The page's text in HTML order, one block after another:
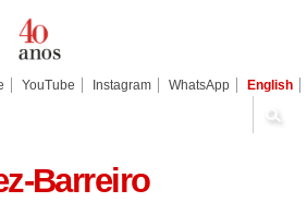
YouTube Instagram WhatsApp English
Barreiro